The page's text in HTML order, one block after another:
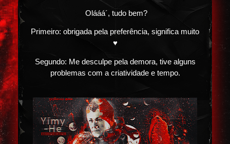
Olááá´, tudo bem?
Primeiro: obrigada pela preferência, significa muito
♥
Segundo: Me desculpe pela demora, tive alguns
problemas com a criatividade e tempo.